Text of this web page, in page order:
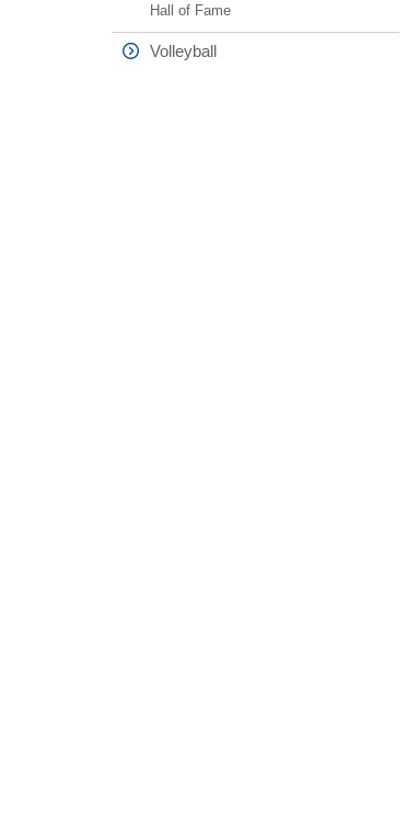
Hall of Fame
Volleyball